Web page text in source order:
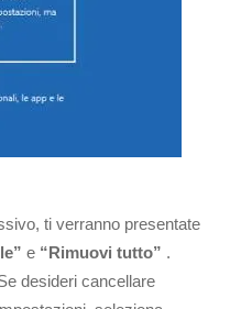
ti verranno presentate
e “Rimuovi tutto” .
desideri cancellare